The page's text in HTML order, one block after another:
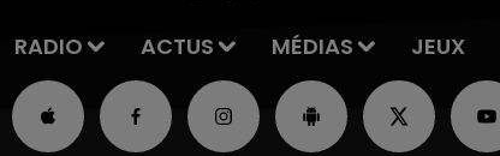
RADIO ACTUS MÉDIAS JEUX